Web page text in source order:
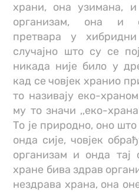
храни, она узимана,
организам, она и
претвара у
случајно што су се
никада није било у
кад се човјек хранио
то називају еко-
му то значи ,,еко-
То је природно, оно што
онда сије, човјек
организам и онда тај
хране бива здрав
нездрава храна, она